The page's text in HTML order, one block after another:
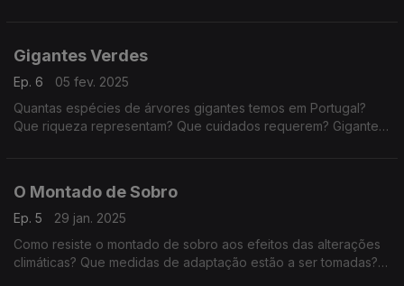
Gigantes Verdes
Ep. 6
05 fev. 2025
Quantas espécies de árvores gigantes temos em Portugal?
Que riqueza representam? Que cuidados requerem? Gigantes
O Montado de Sobro
Ep. 5
29 jan. 2025
Como resiste o montado de sobro aos efeitos das alterações
climáticas? Que medidas de adaptação estão a ser tomadas? E